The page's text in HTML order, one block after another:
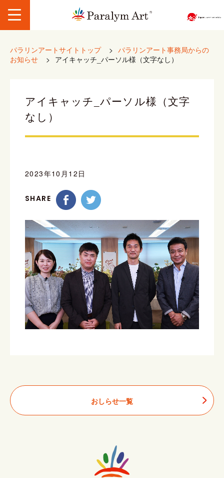
パラリンアートサイトトップ > パラリンアート事務局からの
お知らせ
> アイキャッチ_パーソル様（文字なし）
アイキャッチ_パーソル様（文字
なし）
2023年10月12日
SHARE
おしらせ一覧